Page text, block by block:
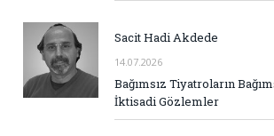
Sacit Hadi Akdede
14.07.2026
Bağımsız Tiyatroların
İktisadi Gözlemler